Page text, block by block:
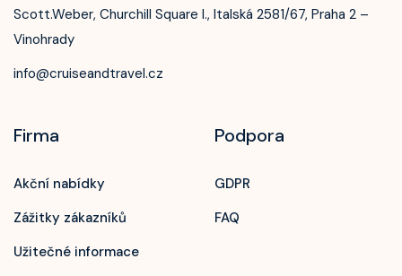
Scott.Weber, Churchill Square I., Italská 2581/67, Praha 2 –
Vinohrady
info@cruiseandtravel.cz
Firma
Akční nabídky
Zážitky zákazníků
Užitečné informace
Podpora
GDPR
FAQ